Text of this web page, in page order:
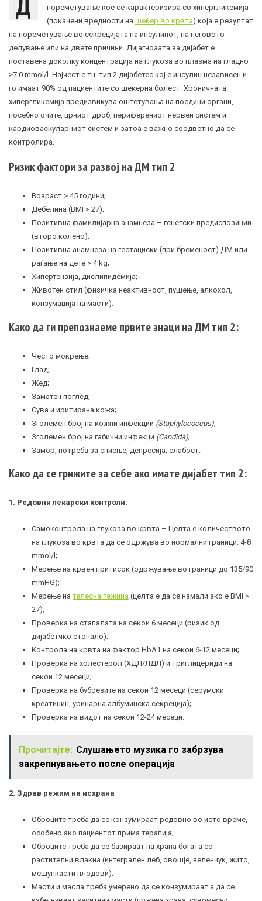
пореметување кое се карактеризира со хипергликемија
(покачени вредности на шеќер во крвта) која е резултат
на пореметување во секрецијата на инсулинот, на неговото
делување или на двете причини. Дијагнозата за дијабет е
поставена доколку концентрација на глукоза во плазма на гладно
>7.0 mmol/l. Најчест е тн. тип 2 дијабетес кој е инсулин независен и
го имаат 90% од пациентите со шекерна болест. Хроничната
хипергликемија предизвикува оштетувања на поедини органи,
посебно очите, црниот дроб, периферениот нервен систем и
кардиоваскуларниот систем и затоа е важно соодветно да се
контролира.
Ризик фактори за развој на ДМ тип 2
Возраст > 45 години;
Дебелина (BMI > 27);
Позитивна фамилијарна анамнеза – генетски предиспозиции
(второ колено);
Позитивна анамнеза на гестациски (при бременост) ДМ или
раѓање на дете > 4 kg;
Хипертензија, дислипидемија;
Животен стил (физичка неактивност, пушење, алкохол,
конзумација на масти).
Како да ги препознаеме првите знаци на ДМ тип 2:
Често мокрење;
Глад;
Жед;
Заматен поглед;
Сува и иритирана кожа;
Зголемен број на кожни инфекции (Staphylococcus);
Зголемен број на габични инфекци (Candida);
Замор, потреба за спиење, депресија, слабост.
Како да се грижите за себе ако имате дијабет тип 2:
1. Редовни лекарски контроли:
Самоконтрола на глукоза во крвта – Целта е количеството
на глукоза во крвта да се одржува во нормални граници: 4-8
mmol/l ;
Мерење на крвен притисок (одржување во граници до 135/90
mmHG);
Мерење на телесна тежина (целта е да се намали ако е BMI >
27);
Проверка на стапалата на секои 6 месеци (ризик од
дијабетчко стопало);
Контрола на крвта на фактор HbA1 на секои 6-12 месеци;
Проверка на холестерол (ХДЛ/ЛДЛ) и триглицериди на
секои 12 месеци;
Проверка на бубрезите на секои 12 месеци (серумски
креатинин, уринарна албуминска секреција);
Проверка на видот на секои 12-24 месеци.
Прочитајте: Слушањето музика го забрзува
закрепнувањето после операција
2. Здрав режим на исхрана
Оброците треба да се конзумираат редовно во исто време,
особено ако пациентот прима терапија;
Оброците треба да се базираат на храна богата со
растителни влакна (интегрален леб, овошје, зеленчук, жито,
мешункасти плодови);
Масти и масла треба умерено да се конзумираат а да се